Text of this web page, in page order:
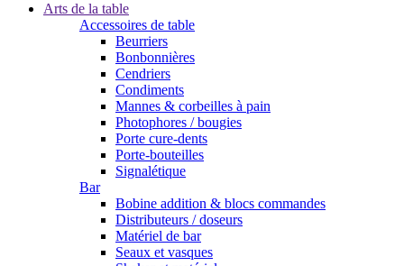
Arts de la table
Accessoires de table
Beurriers
Bonbonnières
Cendriers
Condiments
Mannes & corbeilles à pain
Photophores / bougies
Porte cure-dents
Porte-bouteilles
Signalétique
Bar
Bobine addition & blocs commandes
Distributeurs / doseurs
Matériel de bar
Seaux et vasques